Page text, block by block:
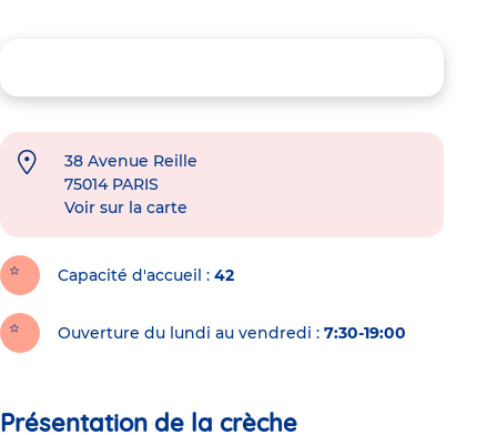
38 Avenue Reille
75014 PARIS
Voir sur la carte
Capacité d'accueil 42
Ouverture du lundi au vendredi : 7:30-19:00
Présentation de la crèche